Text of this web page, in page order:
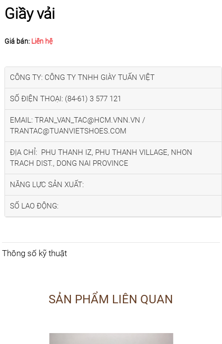
Giầy vải
Giá bán: Liên hệ
CÔNG TY: CÔNG TY TNHH GIÀY TUẤN VIỆT
SỐ ĐIỆN THOẠI: (84-61) 3 577 121
EMAIL: TRAN_VAN_TAC@HCM.VNN.VN /
TRANTAC@TUANVIETSHOES.COM
ĐỊA CHỈ: PHU THANH IZ, PHU THANH VILLAGE, NHON
TRACH DIST., DONG NAI PROVINCE
NĂNG LỰC SẢN XUẤT:
SỐ LAO ĐỘNG:
Thông số kỹ thuật
SẢN PHẨM LIÊN QUAN